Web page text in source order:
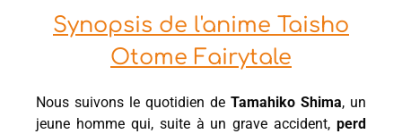
Synopsis de l'anime Taisho
Otome Fairytale
Nous suivons le quotidien de Tamahiko Shima, un
jeune homme qui, suite à un grave accident, perd